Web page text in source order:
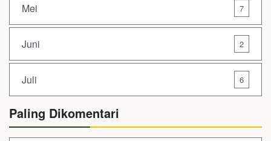
Mei 7
Juni 2
Juli 6
Paling Dikomentari